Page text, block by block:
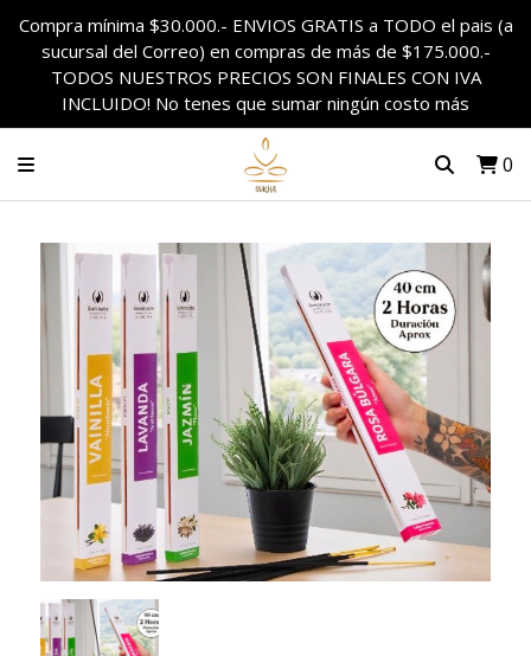
Compra mínima $30.000.- ENVIOS GRATIS a TODO el pais (a
sucursal del Correo) en compras de más de $175.000.-
TODOS NUESTROS PRECIOS SON FINALES CON IVA
INCLUIDO! No tenes que sumar ningún costo más
0